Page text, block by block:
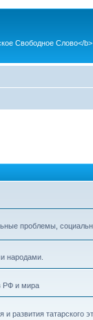
Свободное Слово</b>
проблемы,
народами.
РФ и мира
развития татарского